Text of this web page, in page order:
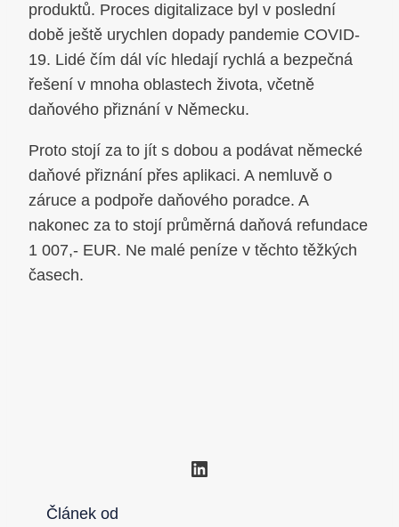
produktů. Proces digitalizace byl v poslední
době ještě urychlen dopady pandemie COVID-
19. Lidé čím dál víc hledají rychlá a bezpečná
řešení v mnoha oblastech života, včetně
daňového přiznání v Německu.
Proto stojí za to jít s dobou a podávat německé
daňové přiznání přes aplikaci. A nemluvě o
záruce a podpoře daňového poradce. A
nakonec za to stojí průměrná daňová refundace
1 007,- EUR. Ne malé peníze v těchto těžkých
časech.
LinkedIn
Článek od